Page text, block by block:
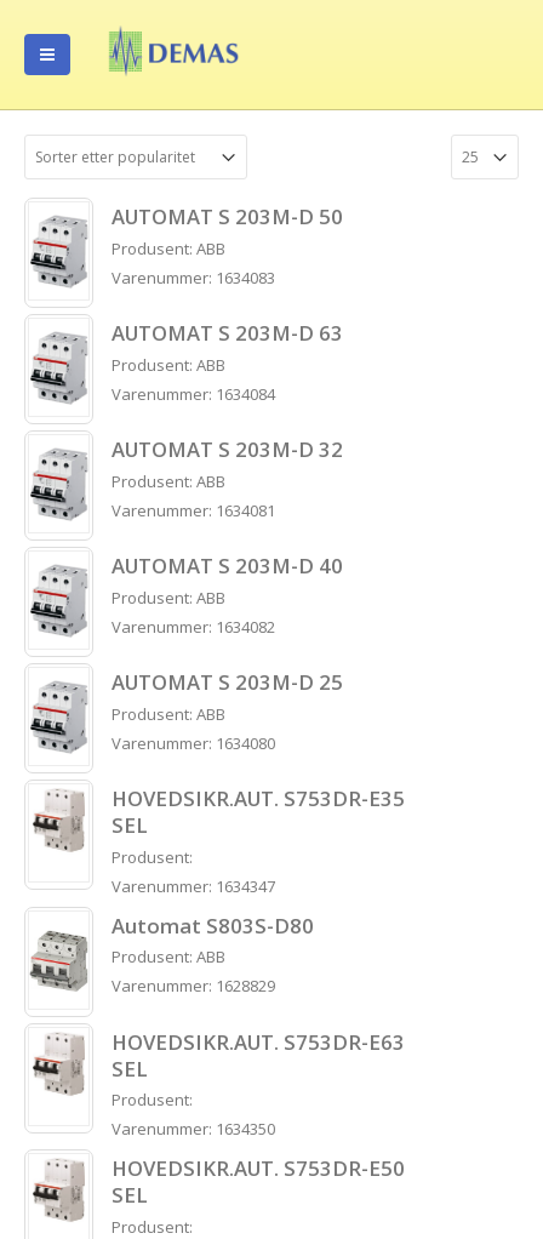
AUTOMAT S 203M-D 50
Produsent: ABB
Varenummer: 1634083
AUTOMAT S 203M-D 63
Produsent: ABB
Varenummer: 1634084
AUTOMAT S 203M-D 32
Produsent: ABB
Varenummer: 1634081
AUTOMAT S 203M-D 40
Produsent: ABB
Varenummer: 1634082
AUTOMAT S 203M-D 25
Produsent: ABB
Varenummer: 1634080
HOVEDSIKR.AUT. S753DR-E35
SEL
Produsent:
Varenummer: 1634347
Automat S803S-D80
Produsent: ABB
Varenummer: 1628829
HOVEDSIKR.AUT. S753DR-E63
SEL
Produsent:
Varenummer: 1634350
HOVEDSIKR.AUT. S753DR-E50
SEL
Produsent: